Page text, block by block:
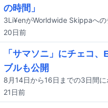
の時間」
3Li¥enがWorldwide Skippaへの
20日前
「サマソニ」にチェコ
ブルも公開
21日前